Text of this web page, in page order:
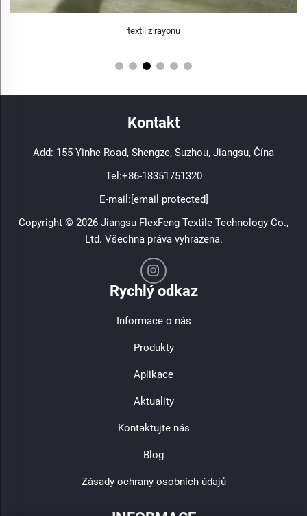
textil z rayonu
Kontakt
Add: 155 Yinhe Road, Shengze, Suzhou, Jiangsu, Čína
Tel:+86-18351751320
E-mail: [email protected]
Copyright © 2026 Jiangsu FlexFeng Textile Technology Co.,
Ltd. Všechna práva vyhrazena.
Rychlý odkaz
Informace o nás
Produkty
Aplikace
Aktuality
Kontaktujte nás
Blog
Zásady ochrany osobních údajů